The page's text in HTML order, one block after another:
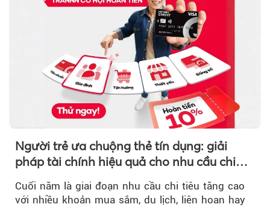
Người trẻ ưa chuộng thẻ tín dụng: giải
pháp tài chính hiệu quả cho nhu cầu chi
tiêu cuối năm
Cuối năm là giai đoạn nhu cầu chi tiêu tăng cao
với nhiều khoản mua sắm, du lịch, liên hoan hay